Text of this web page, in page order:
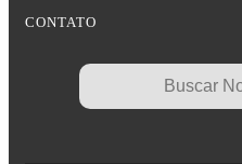
CONTATO